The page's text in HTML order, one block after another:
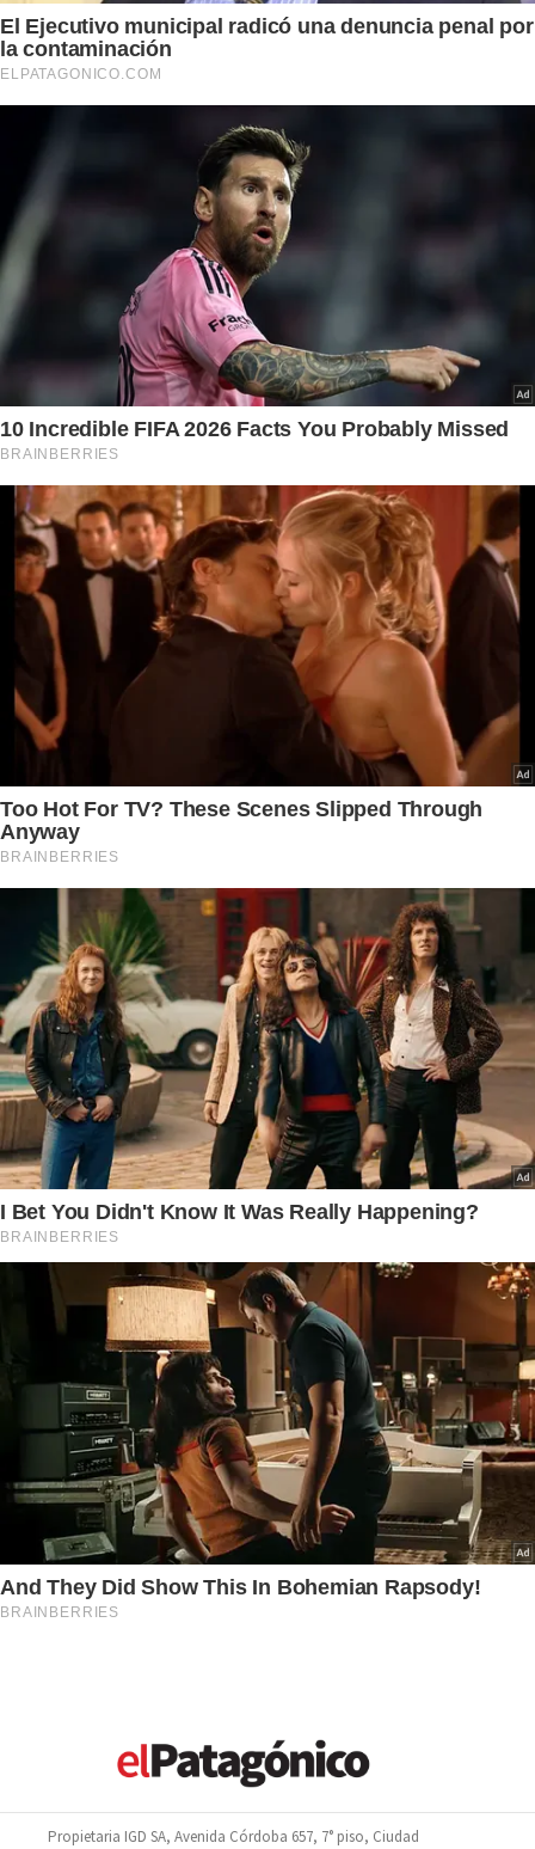
Propietaria IGD SA, Avenida Córdoba 657, 7° piso, Ciudad